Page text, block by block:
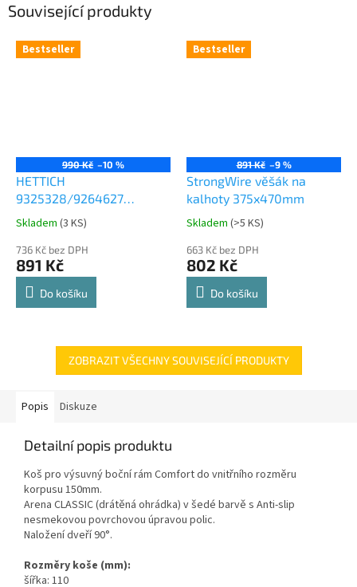
Související produkty
Bestseller
990 Kč –10 %
HETTICH
9325328/9264627
Comfort Spin 360° otočná
police 8kg
Průměrné
produktu
je
4,8
Skladem (3 KS)
736 Kč bez DPH
891 Kč
Do košíku
Bestseller
891 Kč –9 %
StrongWire věšák na
kalhoty 375x470mm
Průměrné
produktu
je
4,8
Skladem (>5 KS)
663 Kč bez DPH
802 Kč
Do košíku
ZOBRAZIT VŠECHNY SOUVISEJÍCÍ PRODUKTY
Popis Diskuze
Detailní popis produktu
Koš pro výsuvný boční rám Comfort do vnitřního rozměru
korpusu 150mm.
Arena CLASSIC (drátěná ohrádka) v šedé barvě s Anti-slip
nesmekovou povrchovou úpravou polic.
Naložení dveří 90°.
Rozměry koše (mm):
šířka: 110